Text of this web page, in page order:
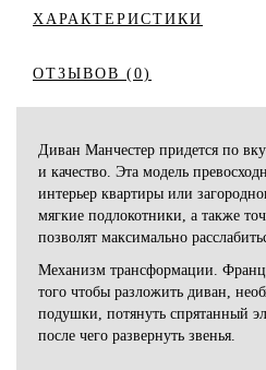
ХАРАКТЕРИСТИКИ
ОТЗЫВОВ (0)
Диван Манчестер придется по
и качество. Эта модель
интерьер квартиры или
мягкие подлокотники, а также
позволят максимально
Механизм трансформации.
того чтобы разложить диван,
подушки, потянуть спрятанный
после чего развернуть звенья.